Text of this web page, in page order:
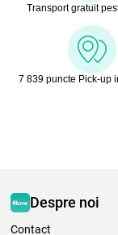
Transport gratuit
7 839 puncte Pick-up
Despre noi
Contact